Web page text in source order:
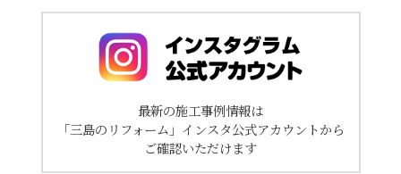
最新の施工事例情報は
「三島のリフォーム」インスタ公式アカウントから
ご確認いただけます